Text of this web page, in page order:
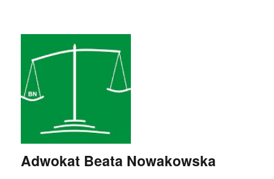
Adwokat Beata Nowakowska